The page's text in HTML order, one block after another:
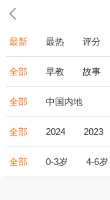
最新 最热 评分
全部 早教 故事
全部 中国内地
全部 2024 2023
全部 0-3岁 4-6岁